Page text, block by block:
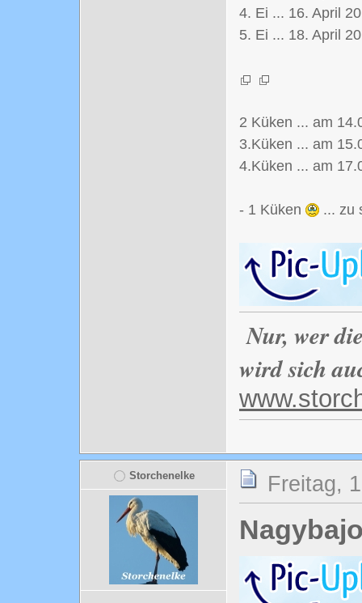
4. Ei ... 16. April
5. Ei ... 18. April
2 Küken ... am
3.Küken ... am
4.Küken ... am
- 1 Küken ... zu
Nur, wer
wird sich
Storchenelke Freitag,